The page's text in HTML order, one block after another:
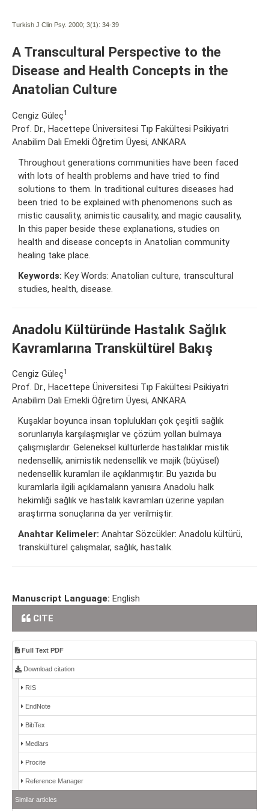
Turkish J Clin Psy. 2000; 3(1): 34-39
A Transcultural Perspective to the
Disease and Health Concepts in the
Anatolian Culture
Cengiz Güleç1
Prof. Dr., Hacettepe Üniversitesi Tıp Fakültesi Psikiyatri
Anabilim Dalı Emekli Öğretim Üyesi, ANKARA
Throughout generations communities have been faced
with lots of health problems and have tried to find
solutions to them. In traditional cultures diseases had
been tried to be explained with phenomenons such as
mistic causality, animistic causality, and magic causality,
In this paper beside these explanations, studies on
health and disease concepts in Anatolian community
healing take place.
Keywords: Key Words: Anatolian culture, transcultural
studies, health, disease.
Anadolu Kültüründe Hastalık Sağlık
Kavramlarına Transkültürel Bakış
Cengiz Güleç1
Prof. Dr., Hacettepe Üniversitesi Tıp Fakültesi Psikiyatri
Anabilim Dalı Emekli Öğretim Üyesi, ANKARA
Kuşaklar boyunca insan toplulukları çok çeşitli sağlık
sorunlarıyla karşılaşmışlar ve çözüm yollan bulmaya
çalışmışlardır. Geleneksel kültürlerde hastalıklar mistik
nedensellik, animistik nedensellik ve majik (büyüsel)
nedensellik kuramları ile açıklanmıştır. Bu yazıda bu
kuramlarla ilgili açıklamalann yanısıra Anadolu halk
hekimliği sağlık ve hastalık kavramları üzerine yapılan
araştırma sonuçlarına da yer verilmiştir.
Anahtar Kelimeler: Anahtar Sözcükler: Anadolu kültürü,
transkültürel çalışmalar, sağlık, hastalık.
Manuscript Language: English
CITE
Full Text PDF
Download citation
RIS
EndNote
BibTex
Medlars
Procite
Reference Manager
Similar articles